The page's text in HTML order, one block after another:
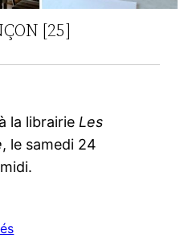
[25]
la librairieLes
, le samedi 24